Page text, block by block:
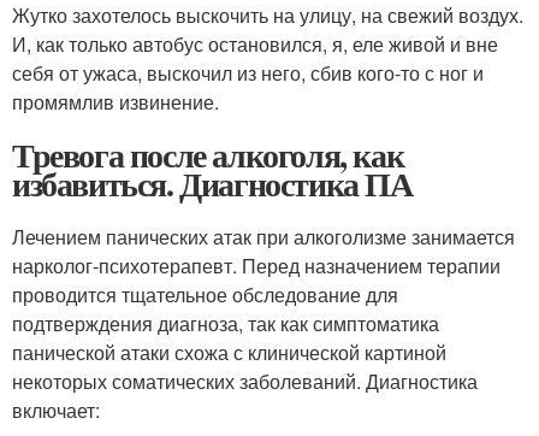
Жутко захотелось выскочить на улицу, на свежий воздух.
И, как только автобус остановился, я, еле живой и вне
себя от ужаса, выскочил из него, сбив кого-то с ног и
промямлив извинение.
Тревога после алкоголя, как
избавиться. Диагностика ПА
Лечением панических атак при алкоголизме занимается
нарколог-психотерапевт. Перед назначением терапии
проводится тщательное обследование для
подтверждения диагноза, так как симптоматика
панической атаки схожа с клинической картиной
некоторых соматических заболеваний. Диагностика
включает: